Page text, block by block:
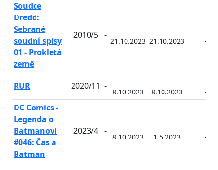
Soudce
Dredd:
Sebrané
soudní spisy
01 - Prokletá
země
2010/5 -
21.10.2023 21.10.2023 -
RUR 2020/11 -
8.10.2023 8.10.2023 -
DC Comics -
Legenda o
Batmanovi
#046: Čas a
Batman
2023/4 -
8.10.2023 1.5.2023 -